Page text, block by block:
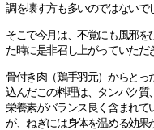
調を壊す方も多いのではないで
そこで今月は、不覚にも風邪
た時に是非召し上がっていただ
骨付き肉（鶏手羽元）からと
込んだこの料理は、タンパク
栄養素がバランス良く含まれて
が、ねぎには身体を温める効果